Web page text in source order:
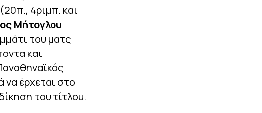
(20π., 4ριμπ. και
Μήτογλου
του ματς
και
να έρχεται στο
του τίτλου.